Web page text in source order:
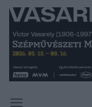
Skip
content